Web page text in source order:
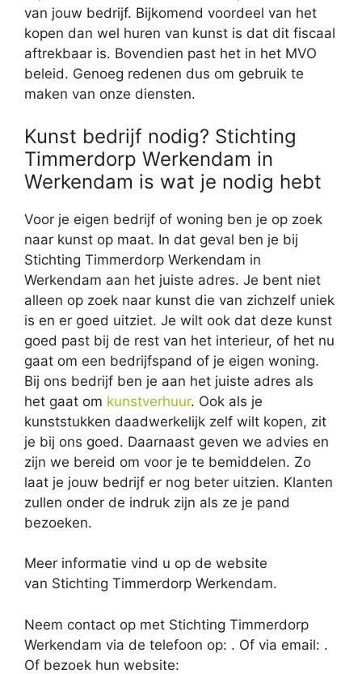
van jouw bedrijf. Bijkomend voordeel van het
kopen dan wel huren van kunst is dat dit fiscaal
aftrekbaar is. Bovendien past het in het MVO
beleid. Genoeg redenen dus om gebruik te
maken van onze diensten.
Kunst bedrijf nodig? Stichting
Timmerdorp Werkendam in
Werkendam is wat je nodig hebt
Voor je eigen bedrijf of woning ben je op zoek
naar kunst op maat. In dat geval ben je bij
Stichting Timmerdorp Werkendam in
Werkendam aan het juiste adres. Je bent niet
alleen op zoek naar kunst die van zichzelf uniek
is en er goed uitziet. Je wilt ook dat deze kunst
goed past bij de rest van het interieur, of het nu
gaat om een bedrijfspand of je eigen woning.
Bij ons bedrijf ben je aan het juiste adres als
het gaat om kunstverhuur. Ook als je
kunststukken daadwerkelijk zelf wilt kopen, zit
je bij ons goed. Daarnaast geven we advies en
zijn we bereid om voor je te bemiddelen. Zo
laat je jouw bedrijf er nog beter uitzien. Klanten
zullen onder de indruk zijn als ze je pand
bezoeken.
Meer informatie vind u op de website
van Stichting Timmerdorp Werkendam.
Neem contact op met Stichting Timmerdorp
Werkendam via de telefoon op: . Of via email: .
Of bezoek hun website: